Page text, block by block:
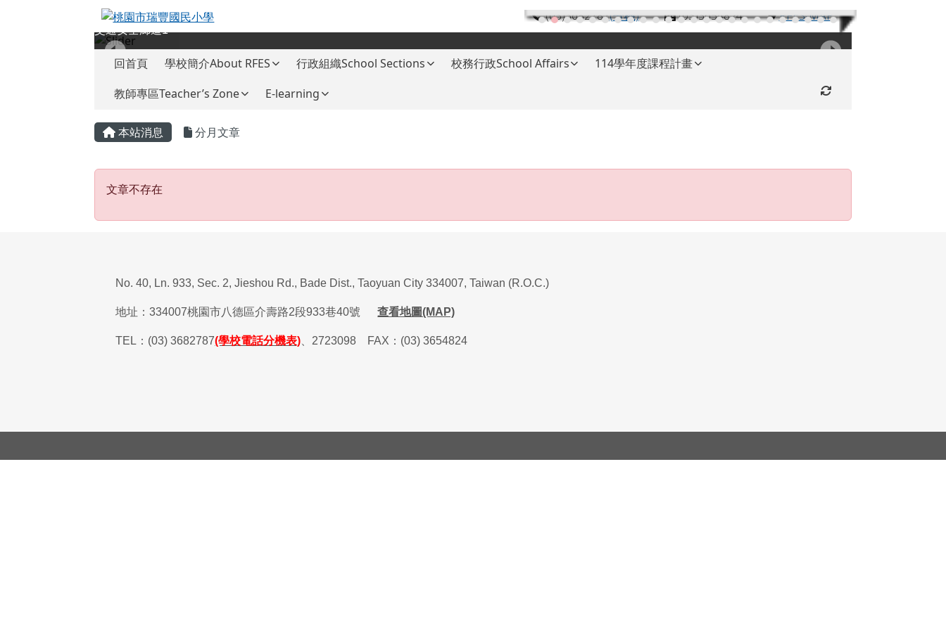
桃園市瑞豐國民小學 (03)3682787(分機) (03)3654824 RFES-MAP
交通安全廊道1
回首頁 學校簡介About RFES 行政組織School Sections 校務行政School Affairs
114學年度課程計畫
教師專區Teacher’s Zone
E-learning 重新取得佈景設定
主內容區域
本站消息 分月文章
文章不存在
文章不存在
No. 40, Ln. 933, Sec. 2, Jieshou Rd., Bade Dist., Taoyuan City 334007, Taiwan (R.O.C.)
地址：334007桃園市八德區介壽路2段933巷40號 查看地圖(MAP)
TEL ： (03) 3682787(學校電話分機表) 2723098 FAX ： (03) 3654824